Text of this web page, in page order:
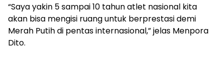
“Saya yakin 5 sampai 10 tahun atlet nasional kita
akan bisa mengisi ruang untuk berprestasi demi
Merah Putih di pentas internasional,” jelas Menpora
Dito.